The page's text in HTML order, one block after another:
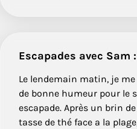
Escapades avec Sam
Le lendemain matin, je
de bonne humeur pour le
escapade. Après un brin
tasse de thé face a la